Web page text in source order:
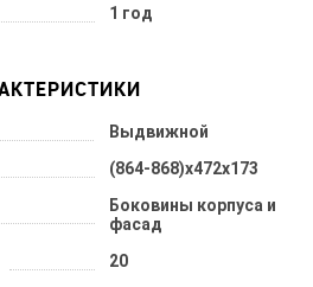
1 год
Выдвижной
(864-868)x472x173
Боковины корпуса и
фасад
20